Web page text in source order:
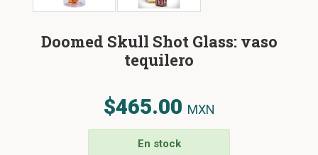
Doomed Skull Shot Glass: vaso
tequilero
$465.00 MXN
En stock